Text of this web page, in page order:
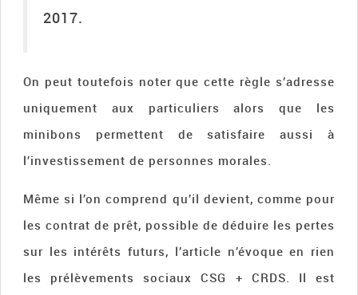
2017.
On peut toutefois noter que cette règle s’adresse
uniquement aux particuliers alors que les
minibons permettent de satisfaire aussi à
l’investissement de personnes morales.
Même si l’on comprend qu’il devient, comme pour
les contrat de prêt, possible de déduire les pertes
sur les intérêts futurs, l’article n’évoque en rien
les prélèvements sociaux CSG + CRDS. Il est